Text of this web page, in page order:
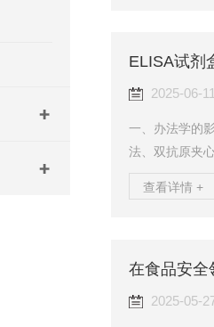
组织等样本。
者生理盐水，
ELISA试剂
2025-06-
一、办法学的
法、双抗原夹
重复性较差，
格执行这一规
查看详情 +
在食品安全
2025-05-